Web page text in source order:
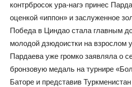
контрбросок ура-нагэ принес
оценкой «иппон» и заслуженное
Победа в Циндао стала главным
молодой дзюдоистки на взрослом
Пардаева уже громко заявляла о
бронзовую медаль на турнире
Баторе и представив